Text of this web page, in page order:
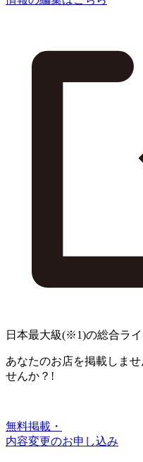
日本最大級(※1)の総合ラ
あなたのお店を掲載しませ
せんか？!
無料掲載・
内容変更のお申し込み